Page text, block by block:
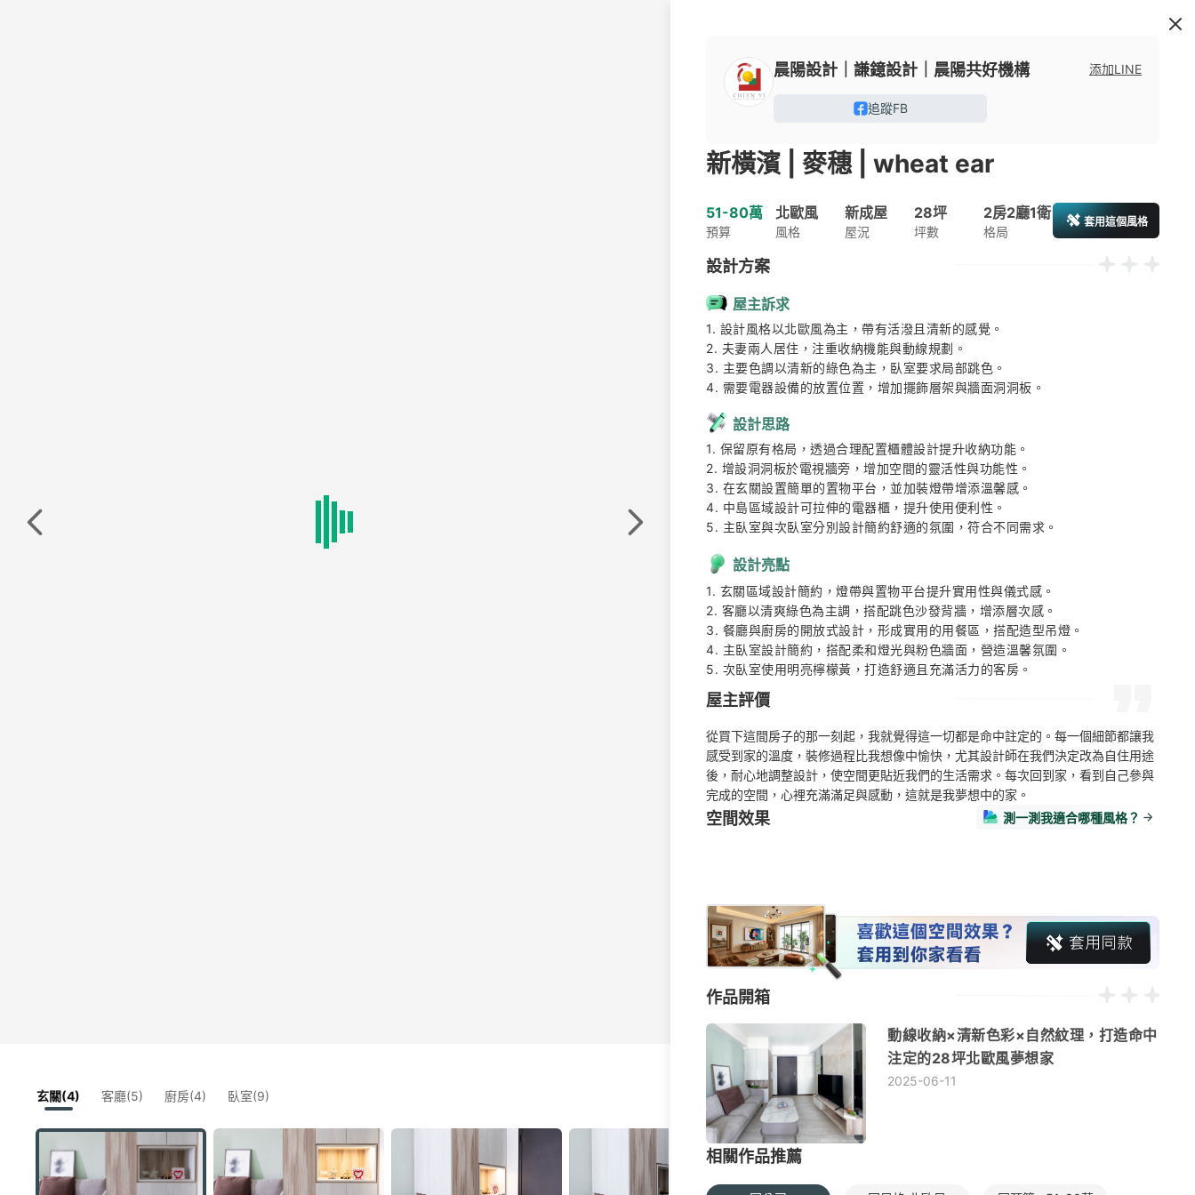
玄關(4) 客廳(5) 廚房(4) 臥室(9)
晨陽設計｜謙鐿設計｜晨陽共好機構 添加LINE
追蹤FB
新橫濱 | 麥穗 | wheat ear
51-80萬
預算
北歐風
風格
新成屋
屋況
28坪
坪數
2房2廳1衛
格局
套用這個風格
設計方案
屋主訴求
1. 設計風格以北歐風為主，帶有活潑且清新的感覺。
2. 夫妻兩人居住，注重收納機能與動線規劃。
3. 主要色調以清新的綠色為主，臥室要求局部跳色。
4. 需要電器設備的放置位置，增加擺飾層架與牆面洞洞板。
設計思路
1. 保留原有格局，透過合理配置櫃體設計提升收納功能。
2. 增設洞洞板於電視牆旁，增加空間的靈活性與功能性。
3. 在玄關設置簡單的置物平台，並加裝燈帶增添溫馨感。
4. 中島區域設計可拉伸的電器櫃，提升使用便利性。
5. 主臥室與次臥室分別設計簡約舒適的氛圍，符合不同需求。
設計亮點
1. 玄關區域設計簡約，燈帶與置物平台提升實用性與儀式感。
2. 客廳以清爽綠色為主調，搭配跳色沙發背牆，增添層次感。
3. 餐廳與廚房的開放式設計，形成實用的用餐區，搭配造型吊燈。
4. 主臥室設計簡約，搭配柔和燈光與粉色牆面，營造溫馨氛圍。
5. 次臥室使用明亮檸檬黃，打造舒適且充滿活力的客房。
屋主評價
從買下這間房子的那一刻起，我就覺得這一切都是命中註定的。每一個細節都讓我
感受到家的溫度，裝修過程比我想像中愉快，尤其設計師在我們決定改為自住用途
後，耐心地調整設計，使空間更貼近我們的生活需求。每次回到家，看到自己參與
完成的空間，心裡充滿滿足與感動，這就是我夢想中的家。
空間效果 測一測我適合哪種風格？
作品開箱
動線收納×清新色彩×自然紋理，打造命中
注定的28坪北歐風夢想家
2025-06-11
相關作品推薦